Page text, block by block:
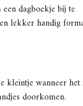
dagboekje bij te
lekker handig
kleintje wanneer
doorkomen.